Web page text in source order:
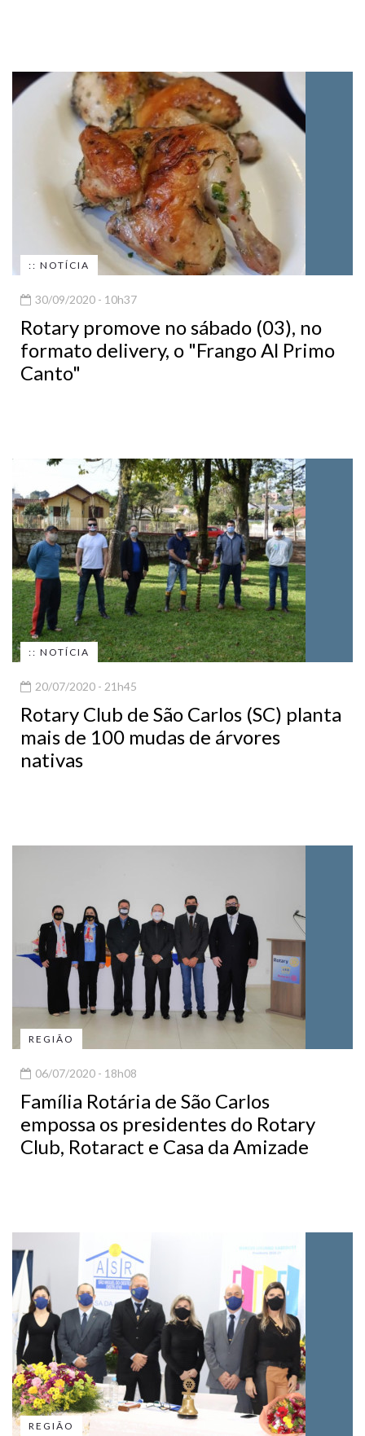
:: NOTÍCIA
30/09/2020 - 10h37
Rotary promove no sábado (03), no
formato delivery, o "Frango Al Primo
Canto"
:: NOTÍCIA
20/07/2020 - 21h45
Rotary Club de São Carlos (SC) planta
mais de 100 mudas de árvores
nativas
REGIÃO
06/07/2020 - 18h08
Família Rotária de São Carlos
empossa os presidentes do Rotary
Club, Rotaract e Casa da Amizade
REGIÃO